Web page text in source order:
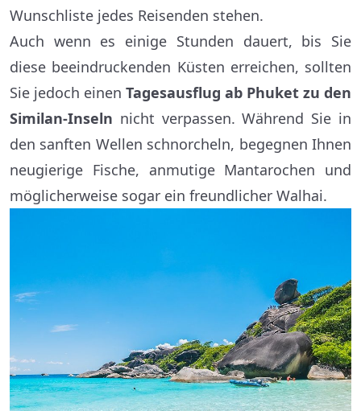
Wunschliste jedes Reisenden stehen.
Auch wenn es einige Stunden dauert, bis Sie
diese beeindruckenden Küsten erreichen, sollten
Sie jedoch einen Tagesausflug ab Phuket zu den
Similan-Inseln nicht verpassen. Während Sie in
den sanften Wellen schnorcheln, begegnen Ihnen
neugierige Fische, anmutige Mantarochen und
möglicherweise sogar ein freundlicher Walhai.